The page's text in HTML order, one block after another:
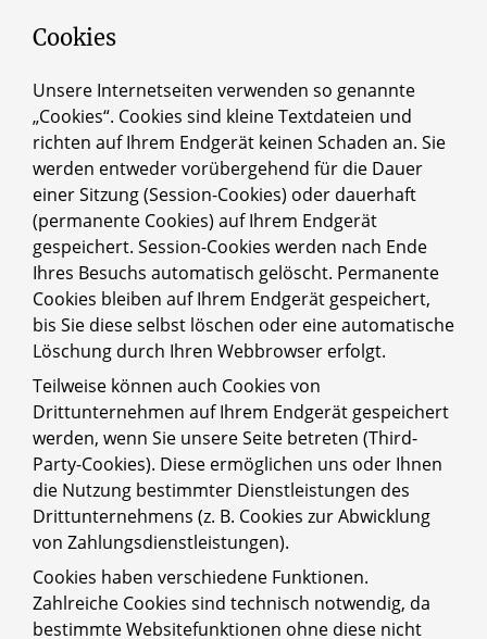
Cookies
Unsere Internetseiten verwenden so genannte
„Cookies“. Cookies sind kleine Textdateien und
richten auf Ihrem Endgerät keinen Schaden an. Sie
werden entweder vorübergehend für die Dauer
einer Sitzung (Session-Cookies) oder dauerhaft
(permanente Cookies) auf Ihrem Endgerät
gespeichert. Session-Cookies werden nach Ende
Ihres Besuchs automatisch gelöscht. Permanente
Cookies bleiben auf Ihrem Endgerät gespeichert,
bis Sie diese selbst löschen oder eine automatische
Löschung durch Ihren Webbrowser erfolgt.
Teilweise können auch Cookies von
Drittunternehmen auf Ihrem Endgerät gespeichert
werden, wenn Sie unsere Seite betreten (Third-
Party-Cookies). Diese ermöglichen uns oder Ihnen
die Nutzung bestimmter Dienstleistungen des
Drittunternehmens (z. B. Cookies zur Abwicklung
von Zahlungsdienstleistungen).
Cookies haben verschiedene Funktionen.
Zahlreiche Cookies sind technisch notwendig, da
bestimmte Websitefunktionen ohne diese nicht